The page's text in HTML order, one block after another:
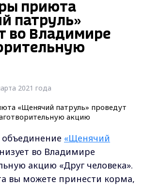
приюта
патруль»
во Владимире
2021 года
объединение «Щенячий
во Владимире
акцию «Друг человека».
вы можете принести корма,